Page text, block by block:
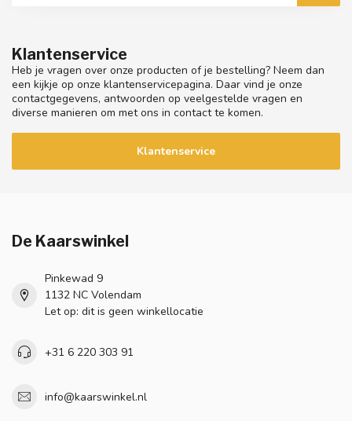
Klantenservice
Heb je vragen over onze producten of je bestelling? Neem dan
een kijkje op onze klantenservicepagina. Daar vind je onze
contactgegevens, antwoorden op veelgestelde vragen en
diverse manieren om met ons in contact te komen.
Klantenservice
De Kaarswinkel
Pinkewad 9
1132 NC Volendam
Let op: dit is geen winkellocatie
+31 6 220 303 91
info@kaarswinkel.nl